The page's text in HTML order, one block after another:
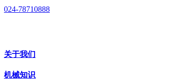
024-78710888
关于我们
机械知识